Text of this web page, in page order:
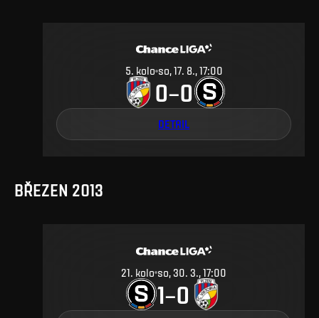
5. kolo so, 17. 8., 17:00
0–0
DETAIL
BŘEZEN 2013
21 kolo so, 30. 3., 17:00
1–0